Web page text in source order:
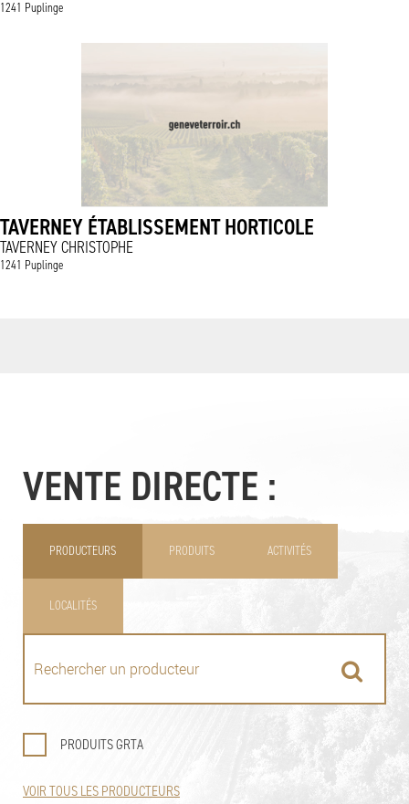
1241 Puplinge
TAVERNEY ÉTABLISSEMENT HORTICOLE
TAVERNEY CHRISTOPHE
1241 Puplinge
VENTE DIRECTE :
PRODUCTEURS PRODUITS ACTIVITÉS
LOCALITÉS
PRODUITS GRTA
VOIR TOUS LES PRODUCTEURS